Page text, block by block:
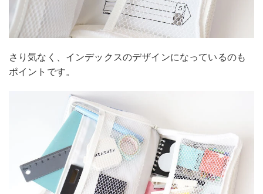
さり気なく、インデックスのデザインになっているのも
ポイントです。